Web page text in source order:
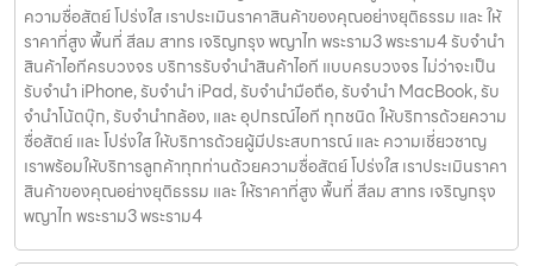
ความซื่อสัตย์ โปร่งใส เราประเมินราคาสินค้าของคุณอย่างยุติธรรม และ ให้
ราคาที่สูง พื้นที่ สีลม สาทร เจริญกรุง พญาไท พระราม3 พระราม4 รับจำนำ
สินค้าไอทีครบวงจร บริการรับจำนำสินค้าไอที แบบครบวงจร ไม่ว่าจะเป็น
รับจำนำ iPhone, รับจำนำ iPad, รับจำนำมือถือ, รับจำนำ MacBook, รับ
จำนำโน้ตบุ๊ก, รับจำนำกล้อง, และ อุปกรณ์ไอที ทุกชนิด ให้บริการด้วยความ
ซื่อสัตย์ และ โปร่งใส ให้บริการด้วยผู้มีประสบการณ์ และ ความเชี่ยวชาญ
เราพร้อมให้บริการลูกค้าทุกท่านด้วยความซื่อสัตย์ โปร่งใส เราประเมินราคา
สินค้าของคุณอย่างยุติธรรม และ ให้ราคาที่สูง พื้นที่ สีลม สาทร เจริญกรุง
พญาไท พระราม3 พระราม4